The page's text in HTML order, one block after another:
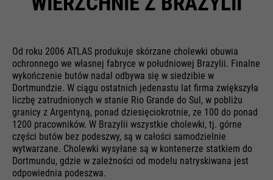
Od roku 2006 ATLAS produkuje skórzane cholewki obuwia
ochronnego we własnej fabryce w południowej Brazylii. Finalne
wykończenie butów nadal odbywa się w siedzibie w
Dortmundzie. W ciągu ostatnich jedenastu lat firma zwiększyła
liczbę zatrudnionych w stanie Rio Grande do Sul, w pobliżu
granicy z Argentyną, ponad dziesięciokrotnie, ze 100 do ponad
1200 pracowników. W Brazylii wszystkie cholewki, tj. górne
części butów bez podeszwy, są w całości samodzielnie
wytwarzane. Cholewki wysyłane są w kontenerze statkiem do
Dortmundu, gdzie w zależności od modelu natryskiwana jest
odpowiednia podeszwa.